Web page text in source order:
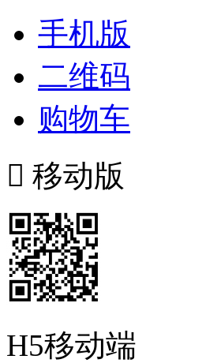
手机版
二维码
购物车
 移动版
H5移动端